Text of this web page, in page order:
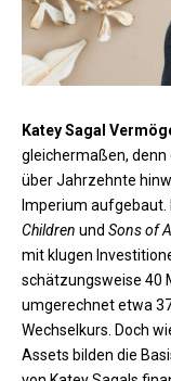
Katey Sagal
gleichermaßen, denn
über Jahrzehnte
Imperium aufgebaut.
Children und Sons of
mit klugen
schätzungsweise 40
umgerechnet etwa
Wechselkurs. Doch
Assets bilden die